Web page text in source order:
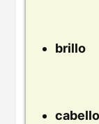
brillo
cabello